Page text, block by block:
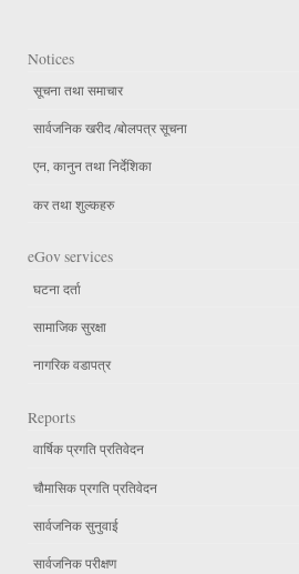
Notices
सूचना तथा समाचार
सार्वजनिक खरीद /बोलपत्र सूचना
एन, कानुन तथा निर्देशिका
कर तथा शुल्कहरु
eGov services
घटना दर्ता
सामाजिक सुरक्षा
नागरिक वडापत्र
Reports
वार्षिक प्रगति प्रतिवेदन
चौमासिक प्रगति प्रतिवेदन
सार्वजनिक सुनुवाई
सार्वजनिक परीक्षण